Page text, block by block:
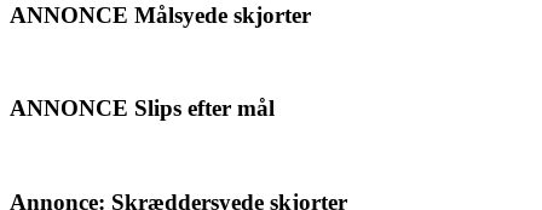
ANNONCE Målsyede skjorter
ANNONCE Slips efter mål
Annonce: Skræddersyede skjorter